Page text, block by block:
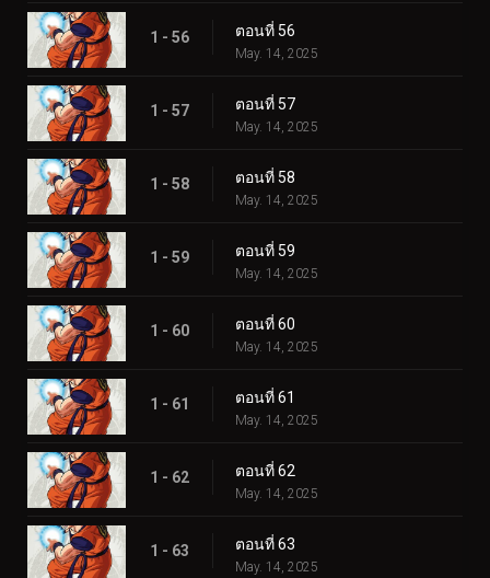
1 - 56 ตอนที่ 56
May. 14, 2025
1 - 57 ตอนที่ 57
May. 14, 2025
1 - 58 ตอนที่ 58
May. 14, 2025
1 - 59 ตอนที่ 59
May. 14, 2025
1 - 60 ตอนที่ 60
May. 14, 2025
1 - 61 ตอนที่ 61
May. 14, 2025
1 - 62 ตอนที่ 62
May. 14, 2025
1 - 63 ตอนที่ 63
May. 14, 2025